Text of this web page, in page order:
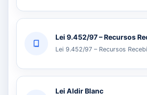
Lei 9.452/97 – Recursos
Lei 9.452/97 – Recursos
Lei Aldir Blanc